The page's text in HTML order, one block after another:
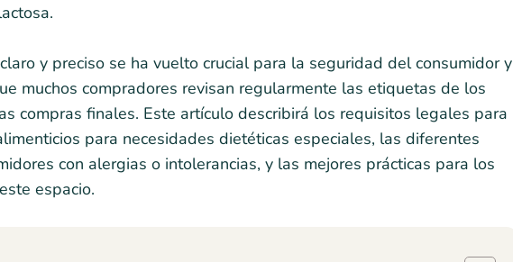
y preciso se ha vuelto crucial para la seguridad del consumidor y
muchos compradores revisan regularmente las etiquetas de los
compras finales. Este artículo describirá los requisitos legales para
para necesidades dietéticas especiales, las diferentes
con alergias o intolerancias, y las mejores prácticas para los
espacio.